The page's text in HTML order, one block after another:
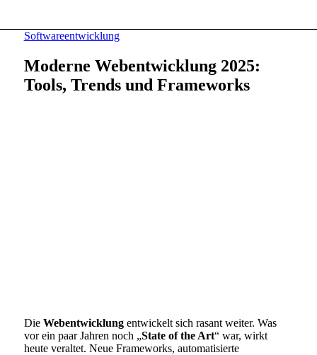
Softwareentwicklung
Moderne Webentwicklung 2025:
Tools, Trends und Frameworks
Die Webentwicklungentwickelt sich rasant weiter. Was
vor ein paar Jahren noch „State of the Art“ war, wirkt
heute veraltet. Neue Frameworks, automatisierte